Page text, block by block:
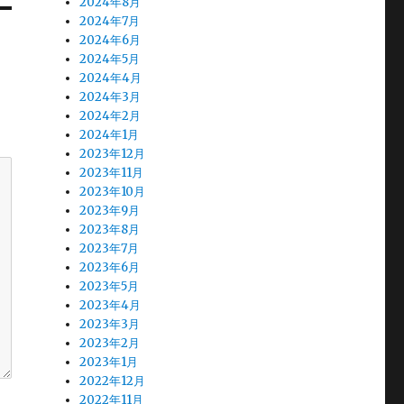
2024年7月
2024年6月
2024年5月
2024年4月
2024年3月
2024年2月
2024年1月
2023年12月
2023年11月
2023年10月
2023年9月
2023年8月
2023年7月
2023年6月
2023年5月
2023年4月
2023年3月
2023年2月
2023年1月
2022年12月
2022年11月